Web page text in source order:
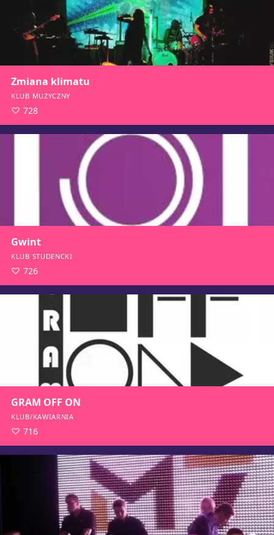
Zmiana klimatu
KLUB MUZYCZNY
728
Gwint
KLUB STUDENCKI
726
GRAM OFF ON
KLUB/KAWIARNIA
716